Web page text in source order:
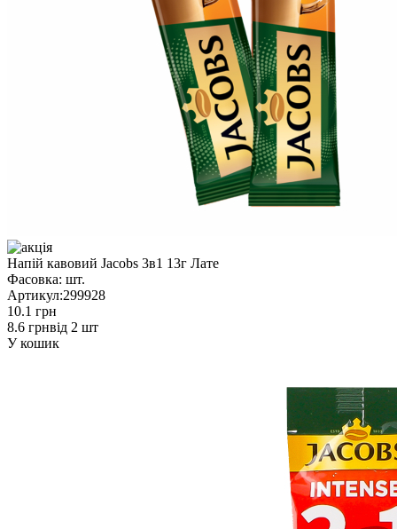
Напій кавовий Jacobs 3в1 13г Лате
Фасовка: шт.
Артикул:299928
10.1 грн
8.6 грнвід 2 шт
У кошик